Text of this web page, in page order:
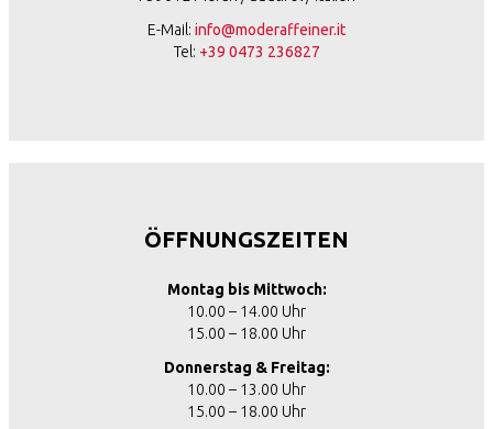
E-Mail: info@moderaffeiner.it
Tel: +39 0473 236827
ÖFFNUNGSZEITEN
Montag bis Mittwoch:
10.00 – 14.00 Uhr
15.00 – 18.00 Uhr
Donnerstag & Freitag:
10.00 – 13.00 Uhr
15.00 – 18.00 Uhr